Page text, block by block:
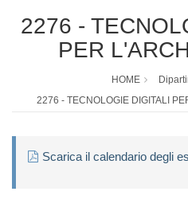
2276 -
PER
HOME
2276 - TECNOLOGIE DIGITALI
Scarica il calendario degli